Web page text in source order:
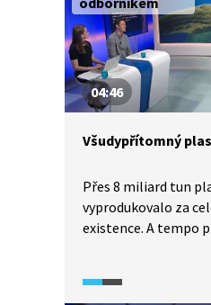
04:46
Všudypřítomný
Přes 8 miliard tun
vyprodukovalo za
existence. A tempo
životní o prostředí i